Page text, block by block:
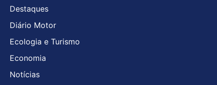
Destaques
Diário Motor
Ecologia e Turismo
Economia
Notícias